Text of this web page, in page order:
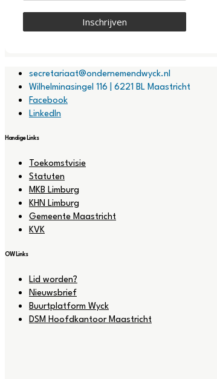
Inschrijven
secretariaat@ondernemendwyck.nl
Wilhelminasingel 116 | 6221 BL Maastricht
Facebook
LinkedIn
Handige Links
Menu
Toekomstvisie
Statuten
MKB Limburg
KHN Limburg
Gemeente Maastricht
KVK
OW Links
Menu
Lid worden?
Nieuwsbrief
Buurtplatform Wyck
DSM Hoofdkantoor Maastricht